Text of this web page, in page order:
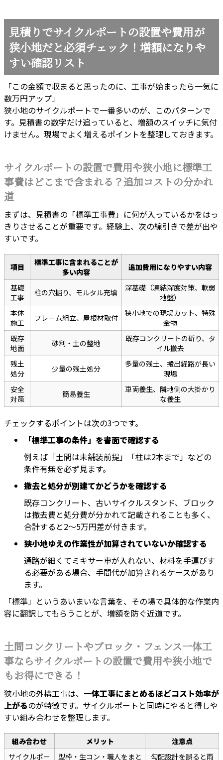
見積りでサイクルポートの設置や費用が
狭小地だと必須チェック！増額になりや
すい確認リスト
「この金額で収まると思ったのに、工事が始まったら一気に
数万円アップ」
狭小地のサイクルポートで一番多いのが、このパターンで
す。見積書の数字だけ追っていると、増額のスイッチに気付
けません。現場でよく増えるポイントを整理しておきます。
サイクルポートの設置で費用や狭小地に標準工
事費はどこまで含まれる？追加コストの分かれ
道
まずは、見積書の「標準工事費」に何が入っているかをはっ
きりさせることが重要です。経験上、次の線引きで差が出や
すいです。
項目
標準工事に含まれることが
多い内容
追加費用になりやすい内容
基礎
工事
柱の穴掘り、モルタル充填
深基礎（凍結深度対策、軟弱
地盤）
本体
施工
フレーム組立、屋根材取付
狭小地での現場カット、特殊
金物
既存
地面
砂利・土の整地
既存コンクリートの斫り、タ
イル撤去
残土
処分
少量の残土処分
多量の残土、搬出経路が長い
現場
安全
対策
簡易養生
車両養生、隣地側の大掛かり
な養生
チェックするポイントは次の3つです。
「標準工事の条件」を書面で確認する
例えば「土間は未舗装前提」「柱は2本まで」などの
条件有無を必ず見ます。
撤去と処分が別建てかどうかを確認する
既存コンクリート、古いサイクルスタンド、ブロック
は撤去費と処分費が分かれて記載されることも多く、
合計すると2〜5万円差が付きます。
狭小地ゆえの作業性が加算されていないか確認する
通路が細くてミキサー車が入れない、材料を手運びす
る必要がある場合、手間代が加算されるケースがあり
ます。
「標準」というあいまいな言葉を、その場で具体的な作業内
容に翻訳してもらうことが、増額を防ぐ近道です。
土間コンクリートやブロック・フェンス一体工
事ならサイクルポートの設置で費用や狭小地で
もお得にできる！
狭小地の外構工事は、 一体工事にまとめるほどコスト効率が
上がるのが特徴です。サイクルポートと同時にやると得しや
すい組み合わせを整理します。
組み合わせ メリット
注意点
サイクルポー
型枠・生コン・職人をまと 勾配設計を誤ると雨